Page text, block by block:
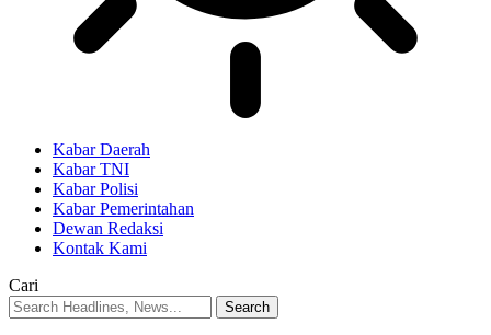
Kabar Daerah
Kabar TNI
Kabar Polisi
Kabar Pemerintahan
Dewan Redaksi
Kontak Kami
Cari